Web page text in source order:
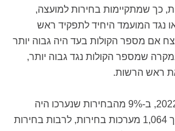
כך שמתקיימות בחירות למועצה,
נגד המועמד היחיד לתפקיד ראש
אם מספר הקולות בעד היה גבוה יותר
שמספר הקולות נגד גבוה יותר,
ראש הרשות.
במהלך השנים 2022-2000, ב-9% מהבחירות שנערכו היה
"מועמד יחיד" (93 מתוך 1,064 מערכות בחירות, לרבות בחירות